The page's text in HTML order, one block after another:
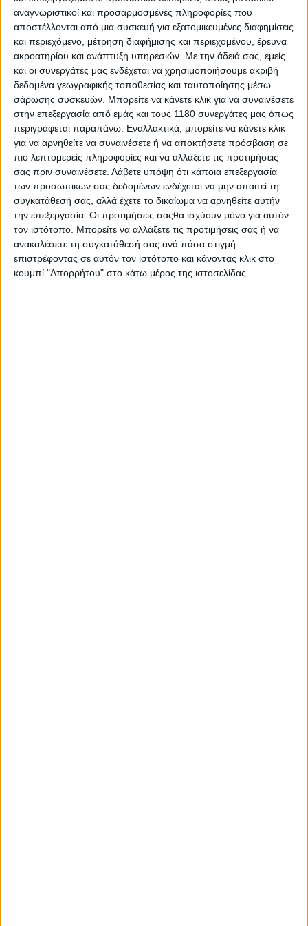
αναγνωριστικοί και προσαρμοσμένες πληροφορίες που
αποστέλλονται από μια συσκευή για εξατομικευμένες διαφημίσεις
και περιεχόμενο, μέτρηση διαφήμισης και περιεχομένου, έρευνα
ακροατηρίου και ανάπτυξη υπηρεσιών. Με την άδειά σας, εμείς
και οι συνεργάτες μας ενδέχεται να χρησιμοποιήσουμε ακριβή
δεδομένα γεωγραφικής τοποθεσίας και ταυτοποίησης μέσω
σάρωσης συσκευών. Μπορείτε να κάνετε κλικ για να συναινέσετε
στην επεξεργασία από εμάς και τους 1180 συνεργάτες μας όπως
περιγράφεται παραπάνω. Εναλλακτικά, μπορείτε να κάνετε κλικ
για να αρνηθείτε να συναινέσετε ή να αποκτήσετε πρόσβαση σε
πιο λεπτομερείς πληροφορίες και να αλλάξετε τις προτιμήσεις
σας πριν συναινέσετε. Λάβετε υπόψη ότι κάποια επεξεργασία
των προσωπικών σας δεδομένων ενδέχεται να μην απαιτεί τη
συγκατάθεσή σας, αλλά έχετε το δικαίωμα να αρνηθείτε αυτήν
την επεξεργασία. Οι προτιμήσεις σαςθα ισχύουν μόνο για αυτόν
τον ιστότοπο. Μπορείτε να αλλάξετε τις προτιμήσεις σας ή να
ανακαλέσετε τη συγκατάθεσή σας ανά πάσα στιγμή
επιστρέφοντας σε αυτόν τον ιστότοπο και κάνοντας κλικ στο
κουμπί "Απορρήτου" στο κάτω μέρος της ιστοσελίδας.
γυμνή με 123 ίππους και τετραψήφια τιμή!
Από τον Μάρτιο την περιμέναμε, οπότε άργησε λιγάκι αλλά
χαλάλι της. Η νέα τετρακύλινδρη SRK 921 είνα...
16/7/2026
Kove 625X Pro: Διαθέσιμη στην Ελλάδα με τιμή στο
κάτω όριο της κατηγορίας της